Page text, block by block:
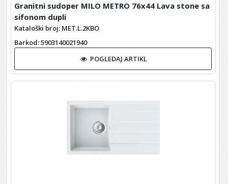
Granitni sudoper MILO METRO 76x44 Lava stone sa
sifonom dupli
Kataloški broj: MET.L.2KBO
Barkod: 5903140021940
POGLEDAJ ARTIKL